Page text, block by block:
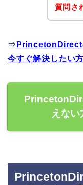
質問さ
⇒ PrincetonDirect
今すぐ解決したい
えな